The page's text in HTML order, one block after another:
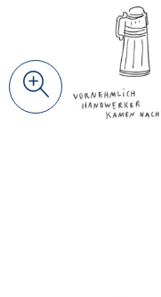
Zoom